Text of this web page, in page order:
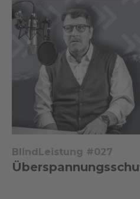
BlindLeistung #027